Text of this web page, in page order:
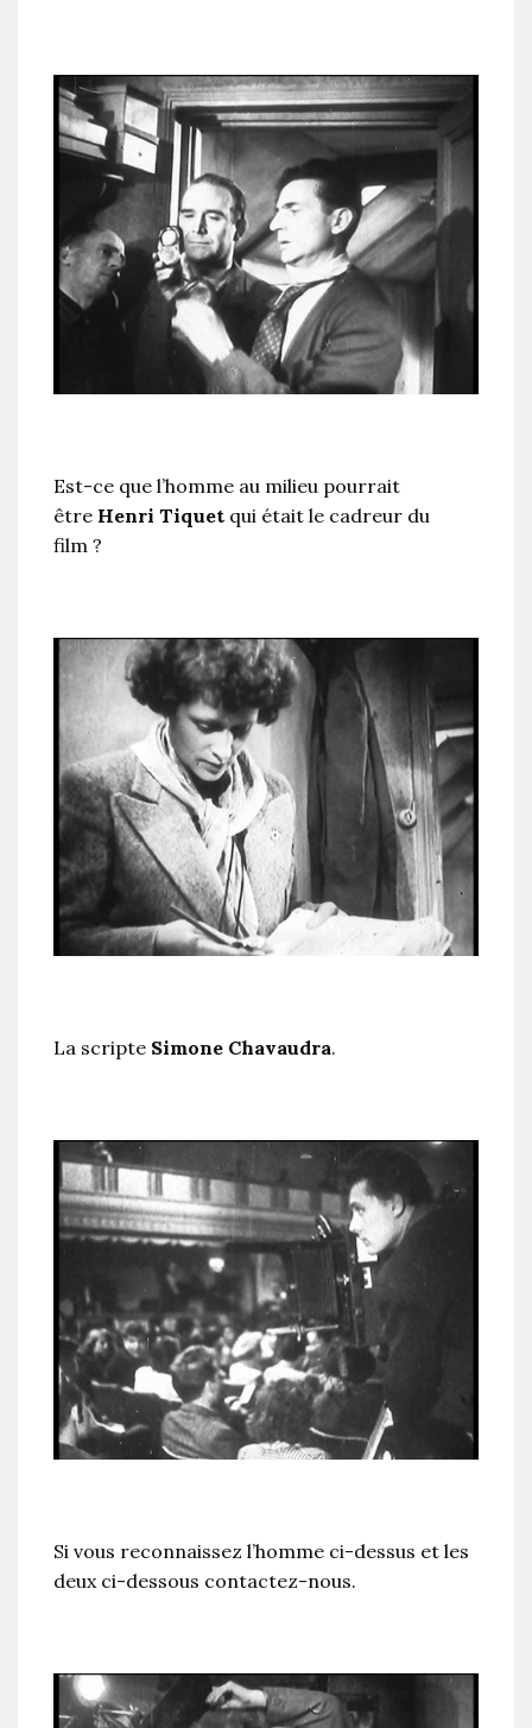
Est-ce que l’homme au milieu pourrait
être Henri Tiquet qui était le cadreur du
film ?
La scripte Simone Chavaudra.
Si vous reconnaissez l’homme ci-dessus et les
deux ci-dessous contactez-nous.